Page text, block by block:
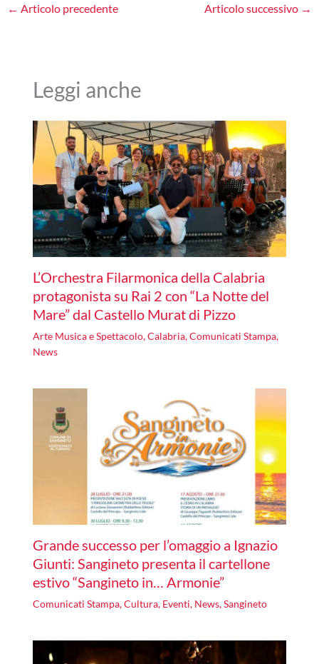
← Articolo precedente Articolo successivo →
Leggi anche
L’Orchestra Filarmonica della Calabria
protagonista su Rai 2 con “La Notte del
Mare” dal Castello Murat di Pizzo
Arte Musica e Spettacolo,Calabria,Comunicati Stampa,
News
Grande successo per l’omaggio a Ignazio
Giunti: Sangineto presenta il cartellone
estivo “Sangineto in… Armonie”
Comunicati Stampa,Cultura, Eventi, News,Sangineto